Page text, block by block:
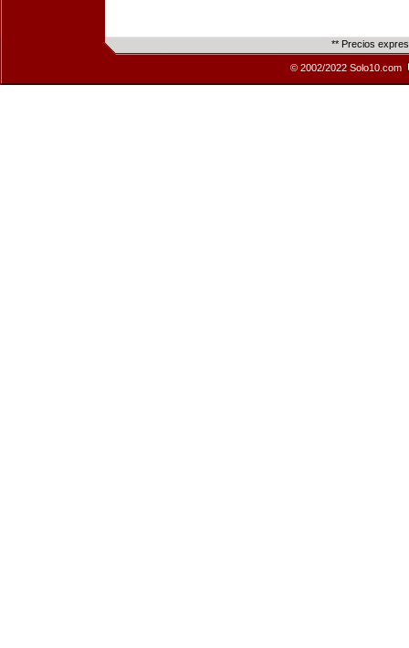
** Precios
© 2002/2022 Solo10.com